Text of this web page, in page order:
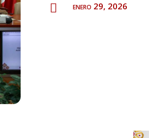
 enero 29, 2026